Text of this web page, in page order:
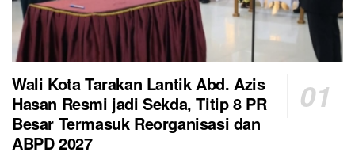
Wali Kota Tarakan Lantik Abd. Azis
Hasan Resmi jadi Sekda, Titip 8 PR
Besar Termasuk Reorganisasi dan
ABPD 2027